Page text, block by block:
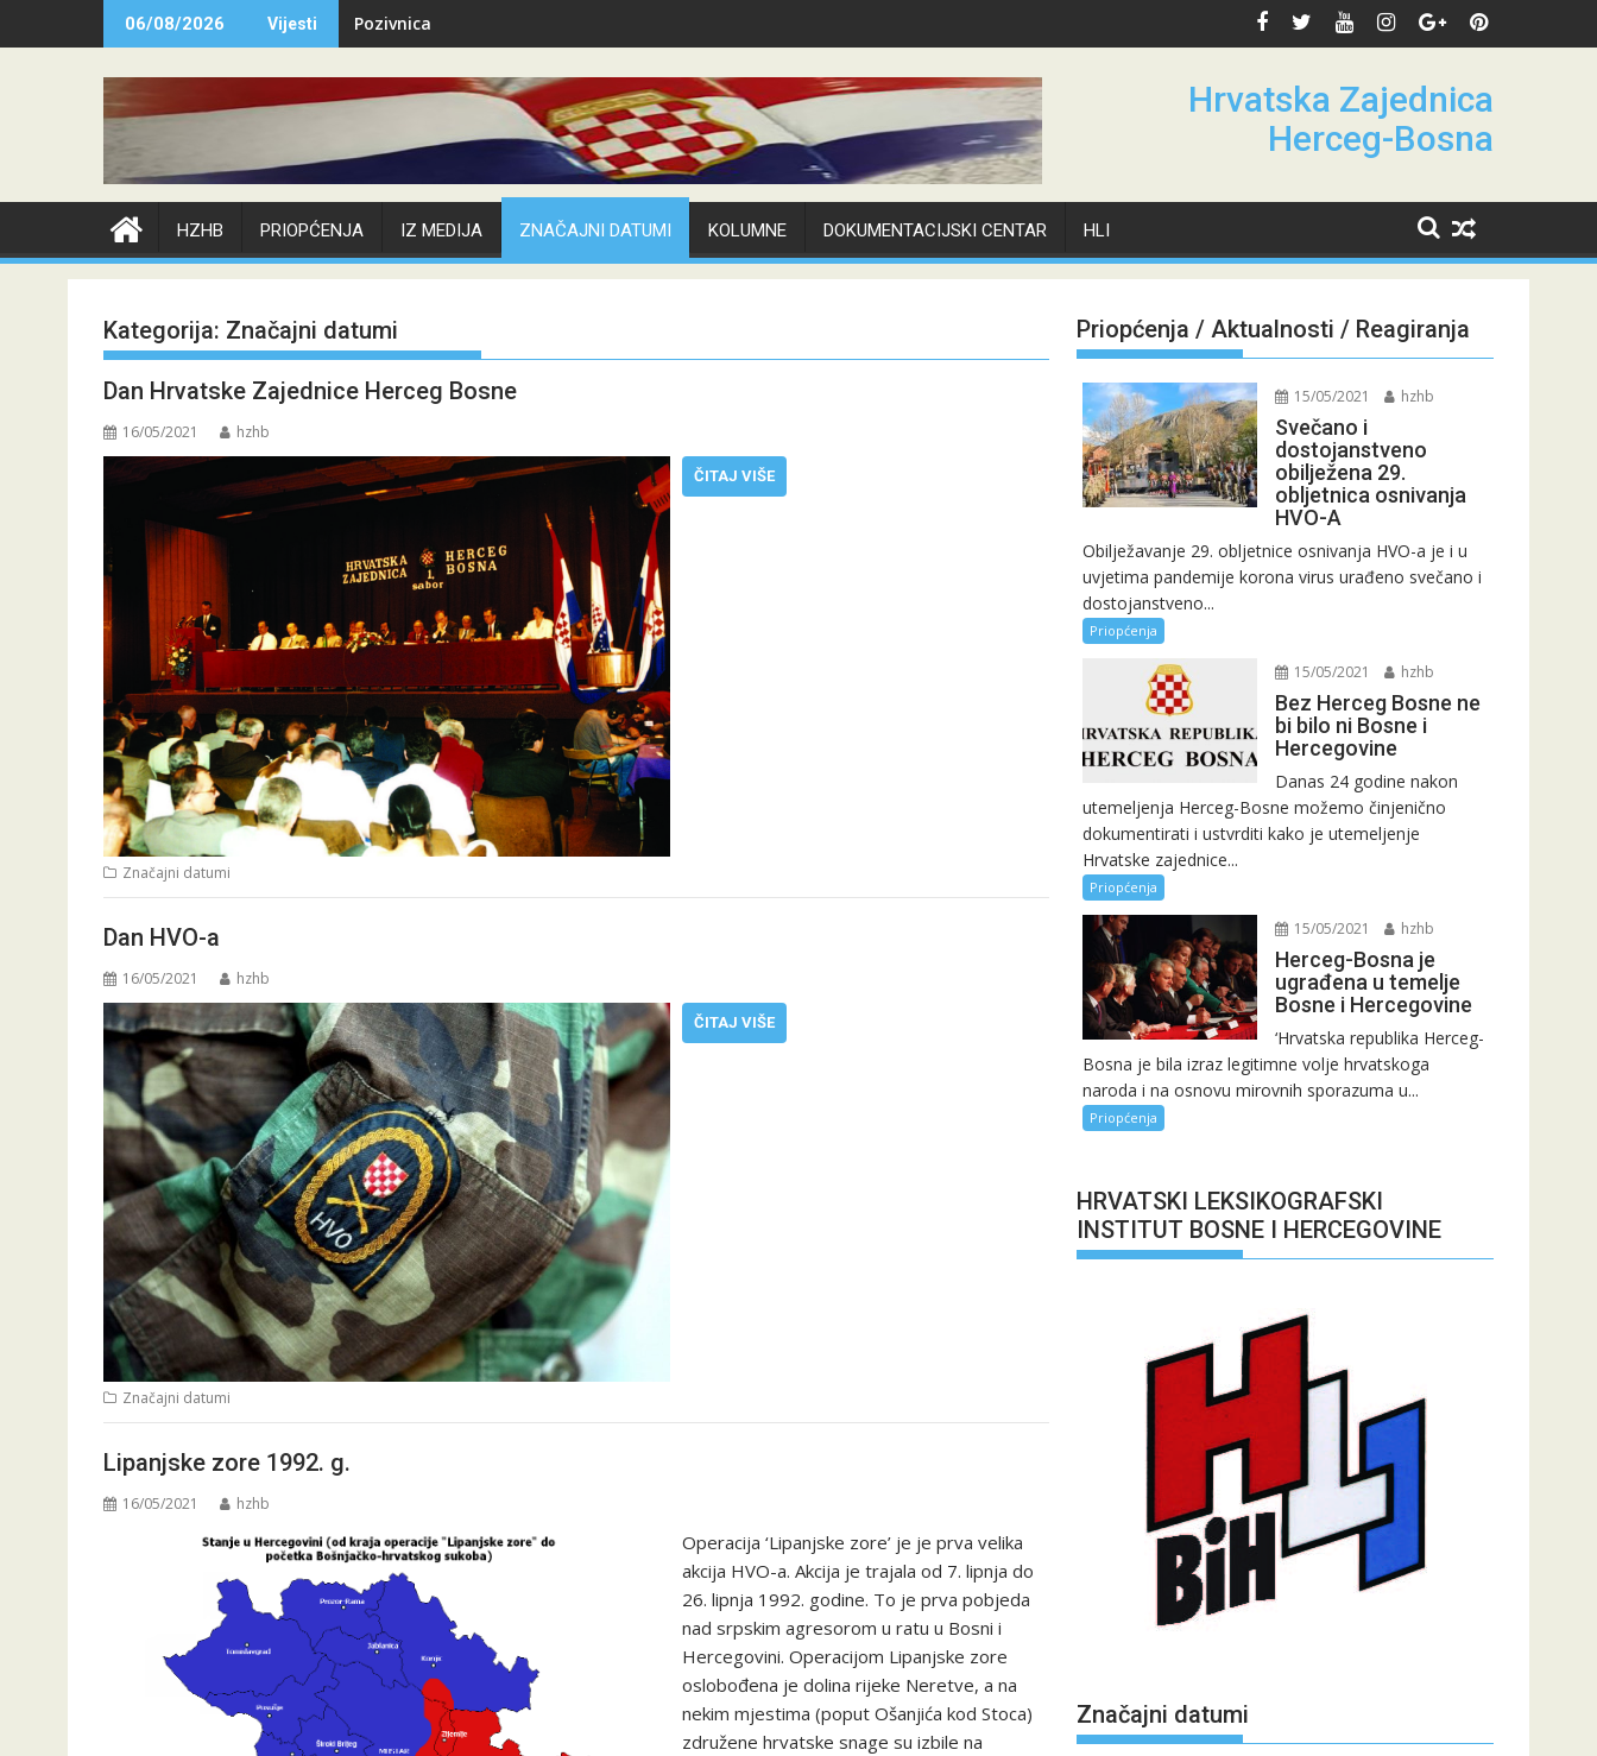
to
06/08/2026 Vijesti Pozivnica
Hrvatska Zajednica
Herceg-Bosna
HZHB PRIOPĆENJA IZ MEDIJA ZNAČAJNI DATUMI KOLUMNE DOKUMENTACIJSKI CENTAR HLI
Kategorija: Značajni datumi
Dan Hrvatske Zajednice Herceg Bosne
16/05/2021 hzhb
ČITAJ VIŠE
Značajni datumi
Dan HVO-a
16/05/2021 hzhb
ČITAJ VIŠE
Značajni datumi
Lipanjske zore 1992. g.
16/05/2021 hzhb
Operacija ‘Lipanjske zore’ je je prva velika
akcija HVO-a. Akcija je trajala od 7. lipnja do
26. lipnja 1992. godine. To je prva pobjeda
nad srpskim agresorom u ratu u Bosni i
Hercegovini. Operacijom Lipanjske zore
oslobođena je dolina rijeke Neretve, a na
nekim mjestima (poput Ošanjića kod Stoca)
združene hrvatske snage su izbile na
Priopćenja / Aktualnosti / Reagiranja
15/05/2021 hzhb
Svečano i
dostojanstveno
obilježena 29.
obljetnica osnivanja
HVO-A
Obilježavanje 29. obljetnice osnivanja HVO-a je i u
uvjetima pandemije korona virus urađeno svečano i
dostojanstveno...
Priopćenja
15/05/2021 hzhb
Bez Herceg Bosne ne
bi bilo ni Bosne i
Hercegovine
Danas 24 godine nakon
utemeljenja Herceg-Bosne možemo činjenično
dokumentirati i ustvrditi kako je utemeljenje
Hrvatske zajednice...
Priopćenja
15/05/2021 hzhb
Herceg-Bosna je
ugrađena u temelje
Bosne i Hercegovine
‘Hrvatska republika Herceg-
Bosna je bila izraz legitimne volje hrvatskoga
naroda i na osnovu mirovnih sporazuma u...
Priopćenja
HRVATSKI LEKSIKOGRAFSKI
INSTITUT BOSNE I HERCEGOVINE
Značajni datumi